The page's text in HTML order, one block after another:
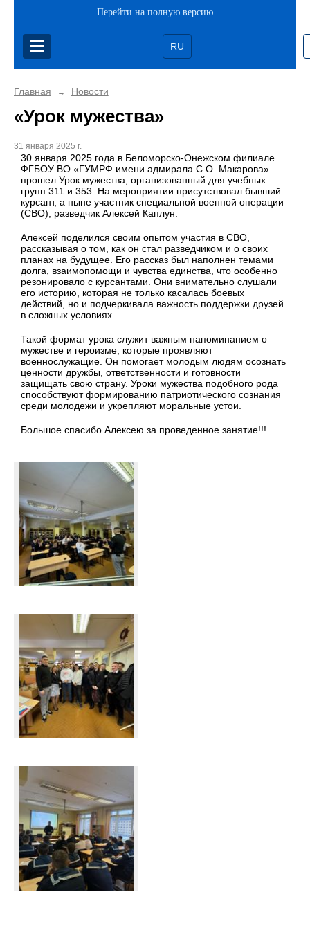
Перейти на полную версию
RU
Главная → Новости
«Урок мужества»
31 января 2025 г.
30 января 2025 года в Беломорско-Онежском филиале
ФГБОУ ВО «ГУМРФ имени адмирала С.О. Макарова»
прошел Урок мужества, организованный для учебных
групп 311 и 353. На мероприятии присутствовал бывший
курсант, а ныне участник специальной военной операции
(СВО), разведчик Алексей Каплун.
Алексей поделился своим опытом участия в СВО,
рассказывая о том, как он стал разведчиком и о своих
планах на будущее. Его рассказ был наполнен темами
долга, взаимопомощи и чувства единства, что особенно
резонировало с курсантами. Они внимательно слушали
его историю, которая не только касалась боевых
действий, но и подчеркивала важность поддержки друзей
в сложных условиях.
Такой формат урока служит важным напоминанием о
мужестве и героизме, которые проявляют
военнослужащие. Он помогает молодым людям осознать
ценности дружбы, ответственности и готовности
защищать свою страну. Уроки мужества подобного рода
способствуют формированию патриотического сознания
среди молодежи и укрепляют моральные устои.
Большое спасибо Алексею за проведенное занятие!!!